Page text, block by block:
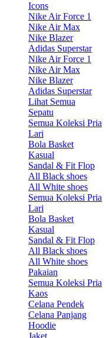
Icons
Nike Air Force 1
Nike Air Max
Nike Blazer
Adidas Superstar
Nike Air Force 1
Nike Air Max
Nike Blazer
Adidas Superstar
Lihat Semua
Sepatu
Semua Koleksi Pria
Lari
Bola Basket
Kasual
Sandal & Fit Flop
All Black shoes
All White shoes
Semua Koleksi Pria
Lari
Bola Basket
Kasual
Sandal & Fit Flop
All Black shoes
All White shoes
Pakaian
Semua Koleksi Pria
Kaos
Celana Pendek
Celana Panjang
Hoodie